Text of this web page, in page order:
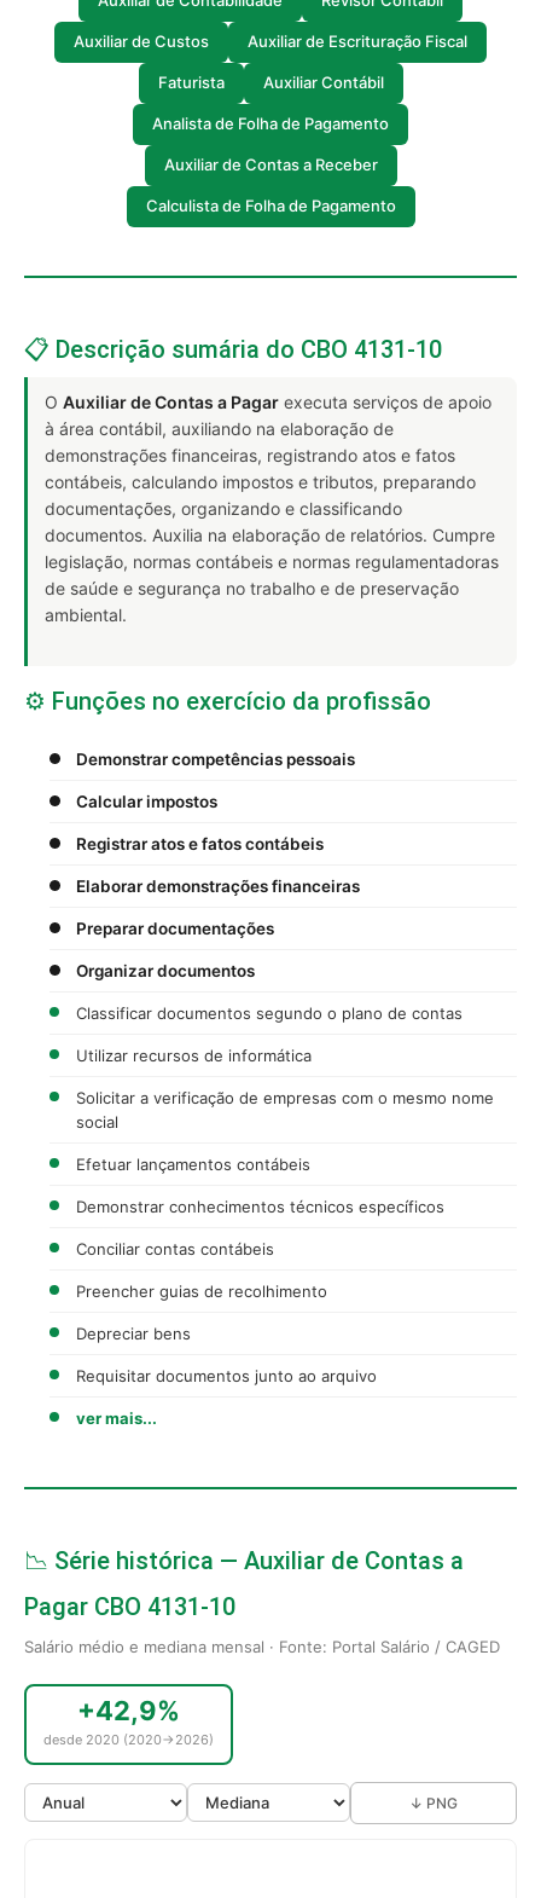
Auxiliar de Custos Auxiliar de Escrituração Fiscal
Faturista Auxiliar Contábil
Analista de Folha de Pagamento
Auxiliar de Contas a Receber
Calculista de Folha de Pagamento
📋 Descrição sumária do CBO 4131-10
O Auxiliar de Contas a Pagar executa serviços de apoio
à área contábil, auxiliando na elaboração de
demonstrações financeiras, registrando atos e fatos
contábeis, calculando impostos e tributos, preparando
documentações, organizando e classificando
documentos. Auxilia na elaboração de relatórios. Cumpre
legislação, normas contábeis e normas regulamentadoras
de saúde e segurança no trabalho e de preservação
ambiental.
⚙️ Funções no exercício da profissão
Demonstrar competências pessoais
Calcular impostos
Registrar atos e fatos contábeis
Elaborar demonstrações financeiras
Preparar documentações
Organizar documentos
Classificar documentos segundo o plano de contas
Utilizar recursos de informática
Solicitar a verificação de empresas com o mesmo nome
social
Efetuar lançamentos contábeis
Demonstrar conhecimentos técnicos específicos
Conciliar contas contábeis
Preencher guias de recolhimento
Depreciar bens
Requisitar documentos junto ao arquivo
ver mais...
📉 Série histórica — Auxiliar de Contas a
Pagar CBO 4131-10
Salário médio e mediana mensal · Fonte: Portal Salário / CAGED
+42,9%
desde 2020 (2020→2026)
↓ PNG